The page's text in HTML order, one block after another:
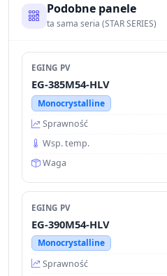
Podobne panele
ta sama seria (STAR SERIES)
EGING PV
EG-385M54-HLV
Monocrystalline
Sprawność
Wsp. temp.
Waga
EGING PV
EG-390M54-HLV
Monocrystalline
Sprawność